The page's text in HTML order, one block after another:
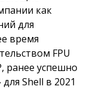
как
для
время
FPU
ранее успешно
Shell в 2021